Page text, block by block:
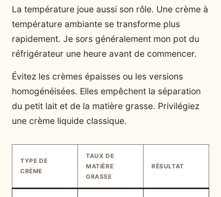
La température joue aussi son rôle. Une crème à
température ambiante se transforme plus
rapidement. Je sors généralement mon pot du
réfrigérateur une heure avant de commencer.
Évitez les crèmes épaisses ou les versions
homogénéisées. Elles empêchent la séparation
du petit lait et de la matière grasse. Privilégiez
une crème liquide classique.
TYPE DE
CRÈME
TAUX DE
MATIÈRE
GRASSE
RÉSULTAT